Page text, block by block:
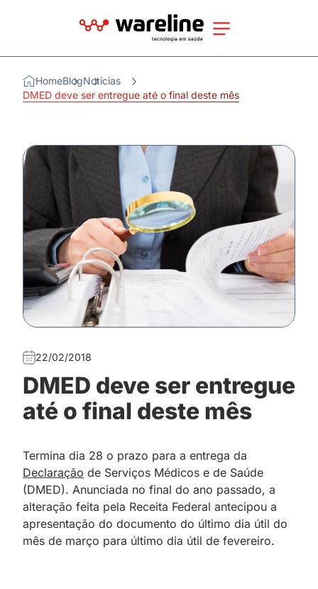
HomeBlogNotícias
DMED deve ser entregue até o final deste mês
22/02/2018
DMED deve ser entregue
até o final deste mês
Termina dia 28 o prazo para a entrega da
Declaração de Serviços Médicos e de Saúde
(DMED). Anunciada no final do ano passado, a
alteração feita pela Receita Federal antecipou a
apresentação do documento do último dia útil do
mês de março para último dia útil de fevereiro.